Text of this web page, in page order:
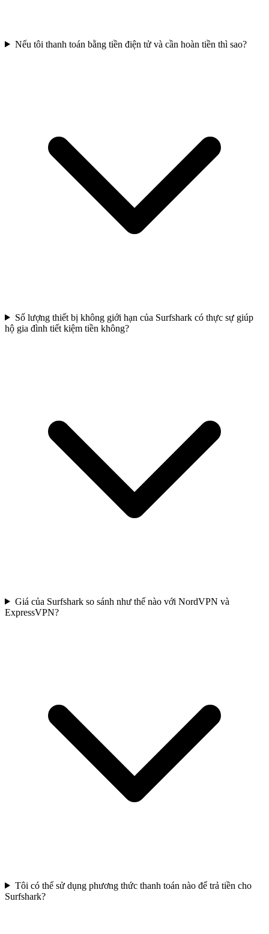
Nếu tôi thanh toán bằng tiền điện tử và cần hoàn tiền thì sao?
Số lượng thiết bị không giới hạn của Surfshark có thực sự giúp
hộ gia đình tiết kiệm tiền không?
Giá của Surfshark so sánh như thế nào với NordVPN và
ExpressVPN?
Tôi có thể sử dụng phương thức thanh toán nào để trả tiền cho
Surfshark?